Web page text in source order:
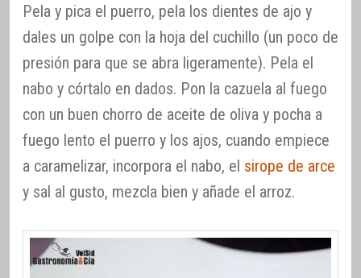
Pela y pica el puerro, pela los dientes de ajo y
dales un golpe con la hoja del cuchillo (un poco de
presión para que se abra ligeramente). Pela el
nabo y córtalo en dados. Pon la cazuela al fuego
con un buen chorro de aceite de oliva y pocha a
fuego lento el puerro y los ajos, cuando empiece
a caramelizar, incorpora el nabo, el sirope de arce
y sal al gusto, mezcla bien y añade el arroz.